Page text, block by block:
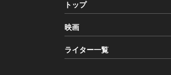
トップ
映画
ライター一覧